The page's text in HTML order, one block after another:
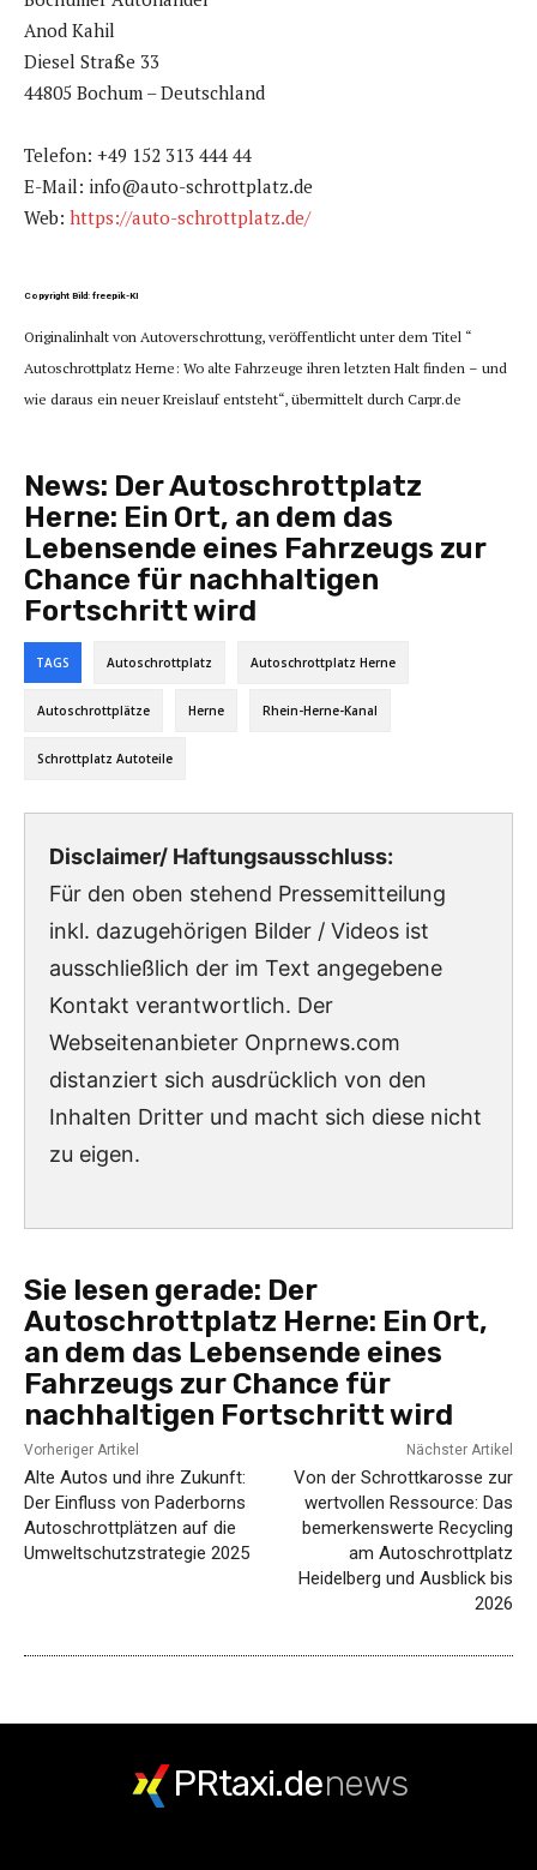
Anod Kahil
Diesel Straße 33
44805 Bochum – Deutschland
Telefon: +49 152 313 444 44
E-Mail: info@auto-schrottplatz.de
Web: https://auto-schrottplatz.de/
Copyright Bild: freepik-KI
Originalinhalt von Autoverschrottung, veröffentlicht unter dem Titel “
Autoschrottplatz Herne: Wo alte Fahrzeuge ihren letzten Halt finden – und
wie daraus ein neuer Kreislauf entsteht“, übermittelt durch Carpr.de
News: Der Autoschrottplatz
Herne: Ein Ort, an dem das
Lebensende eines Fahrzeugs zur
Chance für nachhaltigen
Fortschritt wird
TAGS Autoschrottplatz Autoschrottplatz Herne
Autoschrottplätze Herne Rhein-Herne-Kanal
Schrottplatz Autoteile
Disclaimer/ Haftungsausschluss:
Für den oben stehend Pressemitteilung
inkl. dazugehörigen Bilder / Videos ist
ausschließlich der im Text angegebene
Kontakt verantwortlich. Der
Webseitenanbieter Onprnews.com
distanziert sich ausdrücklich von den
Inhalten Dritter und macht sich diese nicht
zu eigen.
Sie lesen gerade: Der
Autoschrottplatz Herne: Ein Ort,
an dem das Lebensende eines
Fahrzeugs zur Chance für
nachhaltigen Fortschritt wird
Vorheriger Artikel
Alte Autos und ihre Zukunft:
Der Einfluss von Paderborns
Autoschrottplätzen auf die
Umweltschutzstrategie 2025
Nächster Artikel
Von der Schrottkarosse zur
wertvollen Ressource: Das
bemerkenswerte Recycling
am Autoschrottplatz
Heidelberg und Ausblick bis
2026
PRtaxi.denews